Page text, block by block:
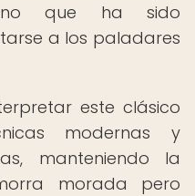
que ha sido
a los paladares
este clásico
modernas y
manteniendo la
morada pero